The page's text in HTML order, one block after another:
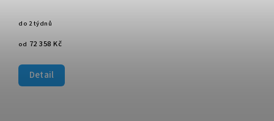
do 2 týdnů
od 72 358 Kč
Detail